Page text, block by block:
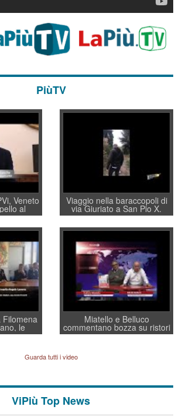
PiùTV
Veneto
al
ordine
CNCU
di
Viaggio nella baraccopoli di
via Giuriato a San Pio X.
Vicenza ai Vicentini: “faremo
un regalo di Natale ai
residenti”
Filomena
le
di
D'Urso
Miatello e Belluco
commentano bozza su ristori
BPVi e Veneto Banca
Guarda tutti i video
ViPiù Top News